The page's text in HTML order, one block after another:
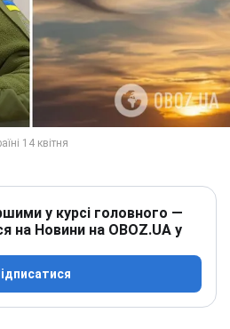
у курсі головного —
на Новини на OBOZ.UA у